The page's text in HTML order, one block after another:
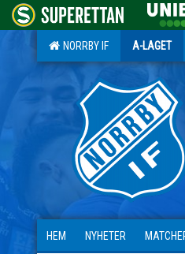
NORRBY IF A-LAGET
HEM NYHETER